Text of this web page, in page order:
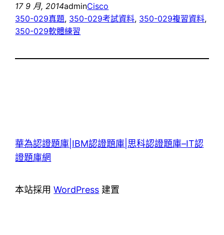
17 9 月, 2014adminCisco
350-029真題, 350-029考試資料, 350-029複習資料
350-029軟體練習
華為認證題庫|IBM認證題庫|思科認證題庫–IT認
證題庫網
本站採用WordPress 建置